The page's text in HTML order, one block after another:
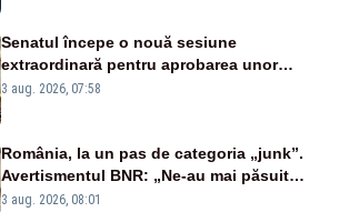
Senatul începe o nouă sesiune
extraordinară pentru aprobarea unor
jaloane din PNRR
3 aug. 2026, 07:58
România, la un pas de categoria „junk”.
Avertismentul BNR: „Ne-au mai păsuit
pentru câteva luni”
3 aug. 2026, 08:01